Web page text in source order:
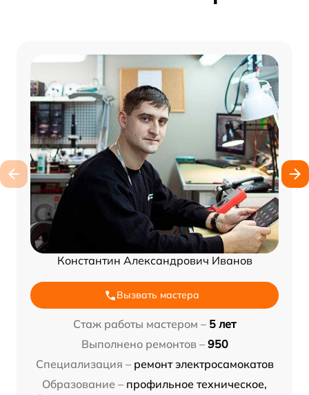
Константин Александрович Иванов
Вызвать мастера
Стаж работы мастером – 5 лет
Выполнено ремонтов – 950
Специализация – ремонт электросамокатов
Образование – профильное техническое,